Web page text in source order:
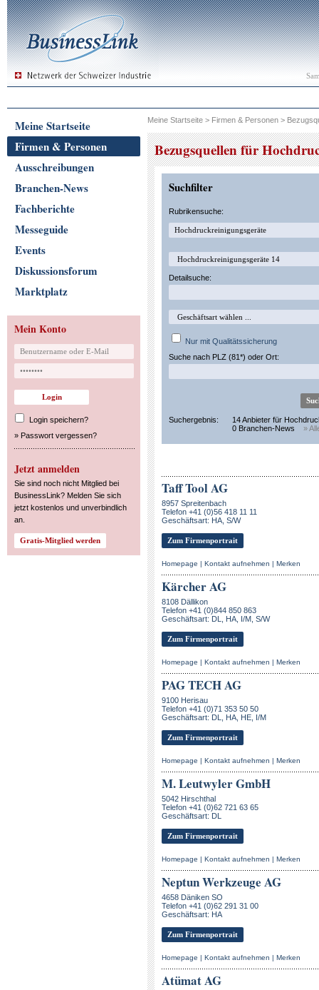
Meine Startseite
Firmen & Personen
Ausschreibungen
Branchen-News
Fachberichte
Messeguide
Events
Diskussionsforum
Marktplatz
Mein Konto
Login speichern?
» Passwort vergessen?
Jetzt anmelden
Sie sind noch nicht Mitglied bei
BusinessLink? Melden Sie sich
jetzt kostenlos und unverbindlich
an.
Meine Startseite > Firmen & Personen >
Bezugsquellen für
Suchfilter
Rubrikensuche:
Detailsuche:
Nur mit Qualitätssicherung
Suche nach PLZ (81*) oder Ort:
Suchergebnis:
14 Anbieter für
0 Branchen-News
»
Taff Tool AG
8957 Spreitenbach
Telefon +41 (0)56 418 11 11
Geschäftsart: HA, S/W
Zum Firmenportrait
Homepage | Kontakt aufnehmen | Merken
Kärcher AG
8108 Dällikon
Telefon +41 (0)844 850 863
Geschäftsart: DL, HA, I/M, S/W
Zum Firmenportrait
Homepage | Kontakt aufnehmen | Merken
PAG TECH AG
9100 Herisau
Telefon +41 (0)71 353 50 50
Geschäftsart: DL, HA, HE, I/M
Zum Firmenportrait
Homepage | Kontakt aufnehmen | Merken
M. Leutwyler GmbH
5042 Hirschthal
Telefon +41 (0)62 721 63 65
Geschäftsart: DL
Zum Firmenportrait
Homepage | Kontakt aufnehmen | Merken
Neptun Werkzeuge AG
4658 Däniken SO
Telefon +41 (0)62 291 31 00
Geschäftsart: HA
Zum Firmenportrait
Homepage | Kontakt aufnehmen | Merken
Atümat AG